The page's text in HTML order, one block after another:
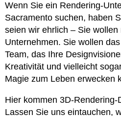
Wenn Sie ein Rendering-
Sacramento suchen, haben
seien wir ehrlich – Sie wollen
Unternehmen. Sie wollen
Team, das Ihre
Kreativität und vielleicht
Magie zum Leben erwecken
Hier kommen 3D-Rendering-
Lassen Sie uns eintauchen,